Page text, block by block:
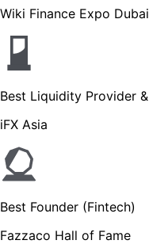
Wiki Finance Expo Dubai
Best Liquidity Provider
iFX Asia
Best Founder (Fintech)
Fazzaco Hall of Fame